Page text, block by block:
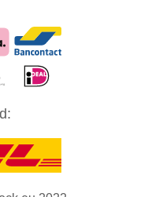
finden Sie in unserer
Website besuchen zu